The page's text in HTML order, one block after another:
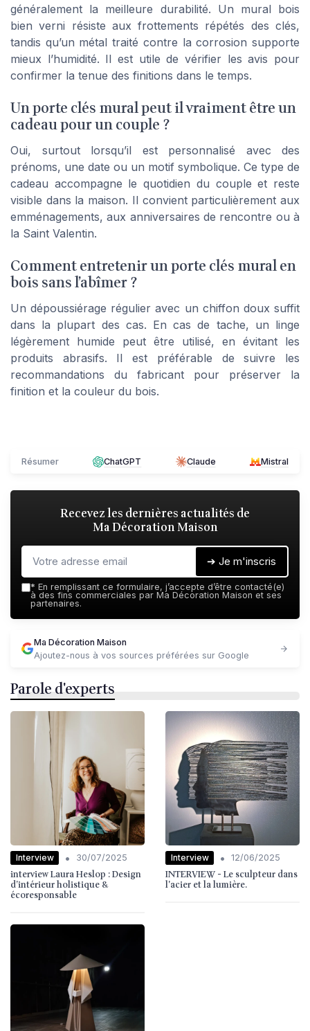
généralement la meilleure durabilité. Un mural bois
bien verni résiste aux frottements répétés des clés,
tandis qu’un métal traité contre la corrosion supporte
mieux l’humidité. Il est utile de vérifier les avis pour
confirmer la tenue des finitions dans le temps.
Un porte clés mural peut il vraiment être un
cadeau pour un couple ?
Oui, surtout lorsqu’il est personnalisé avec des
prénoms, une date ou un motif symbolique. Ce type de
cadeau accompagne le quotidien du couple et reste
visible dans la maison. Il convient particulièrement aux
emménagements, aux anniversaires de rencontre ou à
la Saint Valentin.
Comment entretenir un porte clés mural en
bois sans l’abîmer ?
Un dépoussiérage régulier avec un chiffon doux suffit
dans la plupart des cas. En cas de tache, un linge
légèrement humide peut être utilisé, en évitant les
produits abrasifs. Il est préférable de suivre les
recommandations du fabricant pour préserver la
finition et la couleur du bois.
Résumer ChatGPT Claude Mistral
Recevez les dernières actualités de
Ma Décoration Maison
➔ Je m'inscris
* En remplissant ce formulaire, j’accepte d’être contacté(e)
à des fins commerciales par Ma Décoration Maison et ses
partenaires.
Ma Décoration Maison
Ajoutez-nous à vos sources préférées sur Google
Parole d'experts
Interview • 30/07/2025
interview Laura Heslop : Design
d’intérieur holistique &
écoresponsable
Interview • 12/06/2025
INTERVIEW - Le sculpteur dans
l'acier et la lumière.